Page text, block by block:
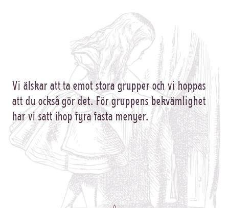
Vi älskar att ta emot stora grupper och vi hoppas
att du också gör det. För gruppens bekvämlighet
har vi satt ihop fyra fasta menyer.